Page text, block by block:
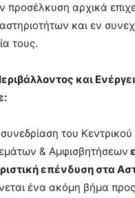
προσέλκυση αρχικά
και εν
τους.
και
του
& Αμφισβητήσεων
επένδυση στα
ένα ακόμη βήμα